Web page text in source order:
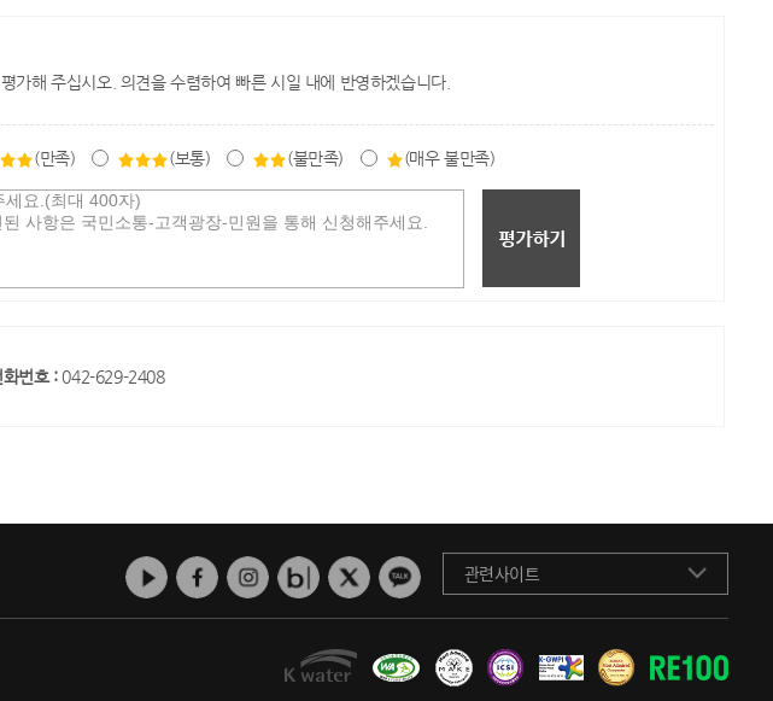
가해 주십시오. 의견을 수렴하여 빠른 시일 내에 반영하겠습니다.
(만족) (보통) (불만족) (매우 불만족)
화번호 : 042-629-2408
관련사이트